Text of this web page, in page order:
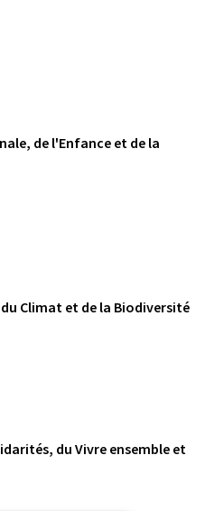
de l'Enfance et de la
Climat et de la Biodiversité
du Vivre ensemble et